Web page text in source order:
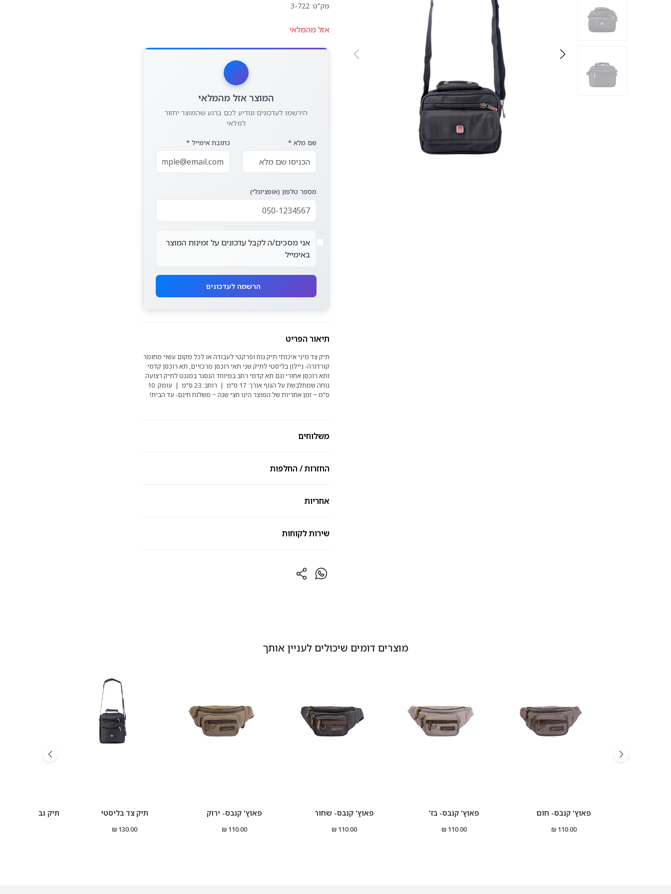
מק"ט: 3-722
אזל מהמלאי
המוצר אזל מהמלאי
הירשמו לעדכונים ונודיע לכם ברגע שהמוצר יחזור
למלאי
שם מלא * כתובת אימייל *
מספר טלפון (אופציונלי)
אני מסכים/ה לקבל עדכונים על זמינות המוצר
באימייל
תיאור הפריט
תיק צד מיני איכותי תיק נוח ופרקטי לעבודה או לכל מקום עשוי מחומר
קורדורה- ניילון בליסטי לתיק שני תאי רוכסן מרכזיים, תא רוכסן קדמי
ותא רוכסן אחורי וגם תא קדמי רחב במיוחד הנסגר במגנט לתיק רצועה
נוחה שמתלבשת על הגוף אורך: 17 ס"מ | רוחב: 23 ס"מ | עומק: 10
ס"מ ~ זמן אחריות של המוצר הינו חצי שנה ~ משלוח חינם- עד הבית!
משלוחים
החזרות / החלפות
אחריות
שירות לקוחות
מוצרים דומים שיכולים לעניין אותך
פאוץ' קנבס- חום
110.00 ₪
פאוץ' קנבס- בז'
110.00 ₪
פאוץ' קנבס- שחור
110.00 ₪
פאוץ' קנבס- ירוק
110.00 ₪
תיק צד בליסטי
130.00 ₪
תיק גב Arctic hunter NO.1